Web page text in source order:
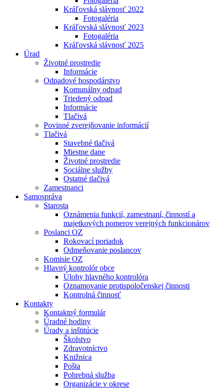
Kráľovská slávnosť 2022
Fotogaléria
Kráľovská slávnosť 2023
Fotogaléria
Kráľovská slávnosť 2025
Úrad
Životné prostredie
Informácie
Odpadové hospodárstvo
Komunálny odpad
Triedený odpad
Informácie
Tlačivá
Povinné zverejňovanie informácií
Tlačivá
Stavebné tlačivá
Miestne dane
Životné prostredie
Sociálne služby
Ostatné tlačivá
Zamestnanci
Samospráva
Starosta
Oznámenia funkcií, zamestnaní, činností a
majetkových pomerov verejných funkcionárov
Poslanci OZ
Rokovací poriadok
Odmeňovanie poslancov
Komisie OZ
Hlavný kontrolór obce
Úlohy hlavného kontrolóra
Oznamovanie protispoločenskej činnosti
Kontrolná činnosť
Kontakty
Kontaktný formulár
Úradné hodiny
Úrady a inštitúcie
Školstvo
Zdravotníctvo
Knižnica
Pošta
Pohrebná služba
Organizácie v okrese